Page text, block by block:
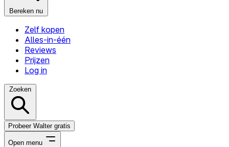
Bereken nu
Zelf kopen
Alles-in-één
Reviews
Prijzen
Log in
Zoeken
Probeer Walter gratis
Open menu